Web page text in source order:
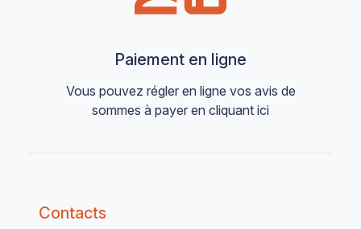
Paiement en ligne
Vous pouvez régler en ligne vos avis de
sommes à payer en cliquant ici
Contacts